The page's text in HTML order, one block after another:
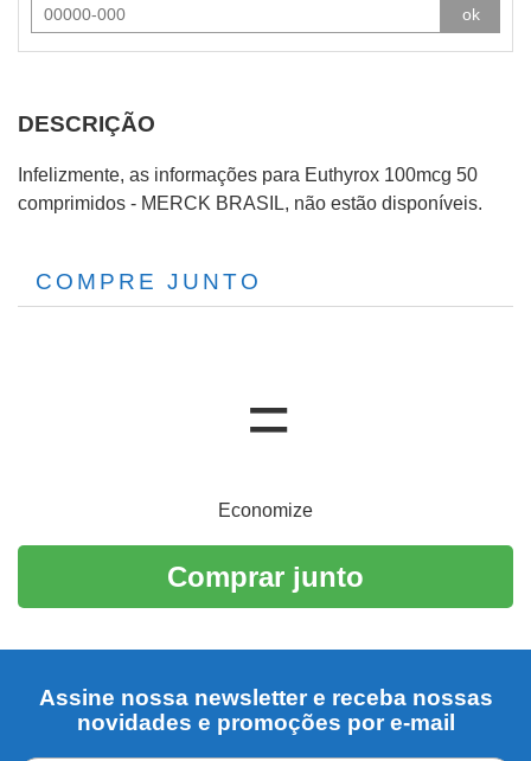
ok
DESCRIÇÃO
Infelizmente, as informações para Euthyrox 100mcg 50
comprimidos - MERCK BRASIL, não estão disponíveis.
COMPRE JUNTO
Economize
Comprar junto
Assine nossa newsletter e receba nossas
novidades e promoções por e-mail